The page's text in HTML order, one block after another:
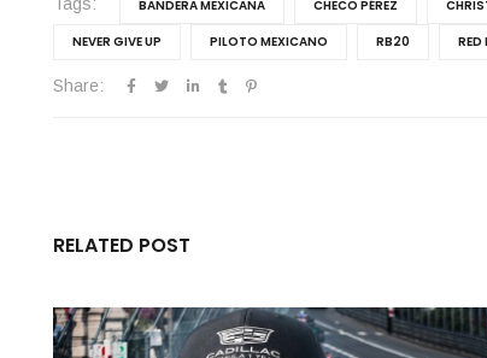
BANDERA MEXICANA CHECO PÉREZ
NEVER GIVE UP
PILOTO MEXICANO RB20 RED
Share:
RELATED POST